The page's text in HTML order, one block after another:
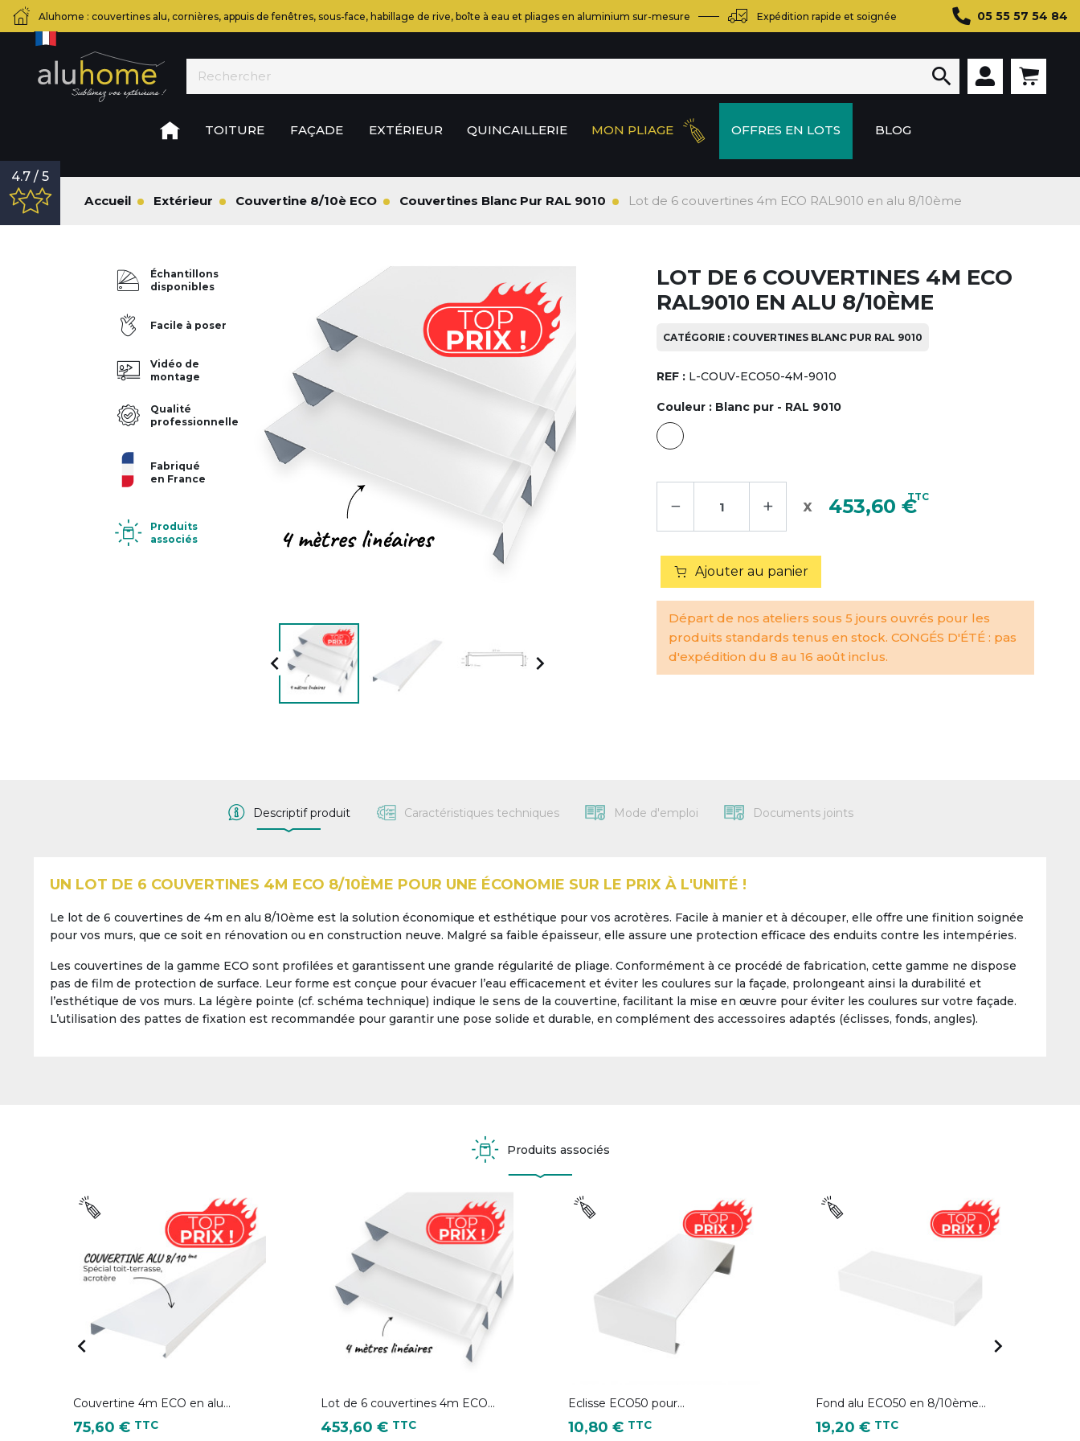
Aluhome : couvertines alu, cornières, appuis de fenêtres, sous-face, habillage de rive, boîte à eau et pliages en aluminium sur-mesure Expédition rapide et soignée 05 55 57 54 84
TOITURE FAÇADE EXTÉRIEUR QUINCAILLERIE MON PLIAGE OFFRES EN LOTS BLOG

4.7 / 5
Accueil
Extérieur Couvertine 8/10è ECO Couvertines Blanc Pur RAL 9010 Lot de 6 couvertines 4m ECO RAL9010 en alu 8/10ème
Échantillons
disponibles
Facile à poser
Vidéo de
montage
Qualité
professionnelle
Fabriqué
en France
Produits
associés
 
LOT DE 6 COUVERTINES 4M ECO
RAL9010 EN ALU 8/10ÈME
CATÉGORIE : COUVERTINES BLANC PUR RAL 9010
REF : L-COUV-ECO50-4M-9010
Couleur : Blanc pur - RAL 9010
− + 453,60 €TTC
Ajouter au panier
Départ de nos ateliers sous 5 jours ouvrés pour les
produits standards tenus en stock. CONGÉS D'ÉTÉ : pas
d'expédition du 8 au 16 août inclus.
Descriptif produit Caractéristiques techniques Mode d'emploi Documents joints
UN LOT DE 6 COUVERTINES 4M ECO 8/10ÈME POUR UNE ÉCONOMIE SUR LE PRIX À L'UNITÉ !
Le lot de 6 couvertines de 4m en alu 8/10ème est la solution économique et esthétique pour vos acrotères. Facile à manier et à découper, elle offre une finition soignée
pour vos murs, que ce soit en rénovation ou en construction neuve. Malgré sa faible épaisseur, elle assure une protection efficace des enduits contre les intempéries.
Les couvertines de la gamme ECO sont profilées et garantissent une grande régularité de pliage. Conformément à ce procédé de fabrication, cette gamme ne dispose
pas de film de protection de surface. Leur forme est conçue pour évacuer l’eau efficacement et éviter les coulures sur la façade, prolongeant ainsi la durabilité et
l’esthétique de vos murs. La légère pointe (cf. schéma technique) indique le sens de la couvertine, facilitant la mise en œuvre pour éviter les coulures sur votre façade.
L’utilisation des pattes de fixation est recommandée pour garantir une pose solide et durable, en complément des accessoires adaptés (éclisses, fonds, angles).
Produits associés

Couvertine 4m ECO en alu...
Prix
75,60 € TTC
Lot de 6 couvertines 4m ECO...
Prix
453,60 € TTC
Eclisse ECO50 pour...
Prix
10,80 € TTC
Fond alu ECO50 en 8/10ème...
Prix
19,20 € TTC
